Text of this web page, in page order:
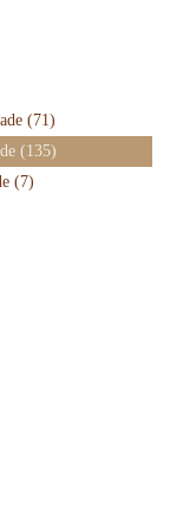
(71)
(135)
(7)